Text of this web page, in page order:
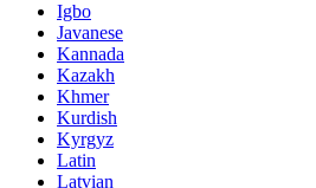
Igbo
Javanese
Kannada
Kazakh
Khmer
Kurdish
Kyrgyz
Latin
Latvian